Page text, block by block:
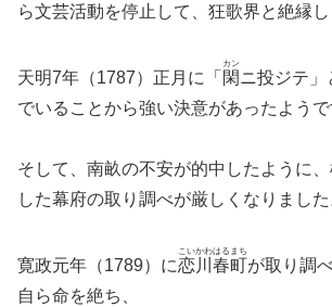
ら文芸活動を停止して、狂歌界と絶縁し
天明7年（1787）正月に「 閑
カン
ニ投ジテ」
でいることから強い決意があったようで
そして、南畝の不安が的中したように
した幕府の取り調べが厳しくなりました
寛政元年（1789）に恋川春町
こいかわはるまち
が取り調
自ら命を絶ち、